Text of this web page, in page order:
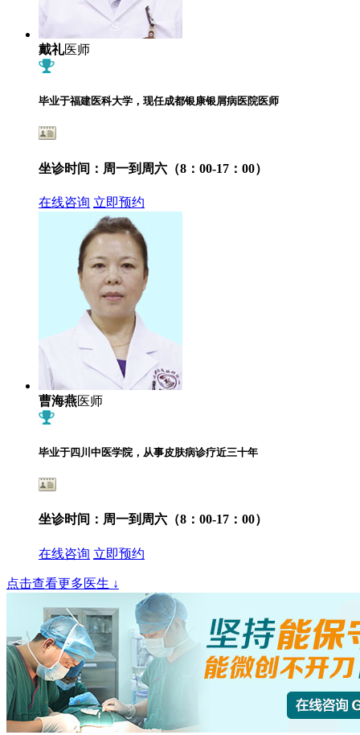
戴礼医师
毕业于福建医科大学，现任成都银康银屑病医院医师
坐诊时间： 周一到周六（8：00-17：00）
在线咨询 立即预约
曹海燕医师
毕业于四川中医学院，从事皮肤病诊疗近三十年
坐诊时间： 周一到周六（8：00-17：00）
在线咨询 立即预约
点击查看更多医生 ↓